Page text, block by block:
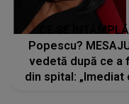
CE SE
Popescu?
vedetă după ce a
din spital: „Imediat